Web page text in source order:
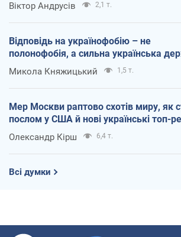
Віктор Андрусів 2,1 т.
Відповідь на українофобію – не
полонофобія, а сильна українська
Микола Княжицький 1,5 т.
Мер Москви раптово схотів миру, як
послом у США й нові українські топ-
Олександр Кірш 6,4 т.
Всі думки